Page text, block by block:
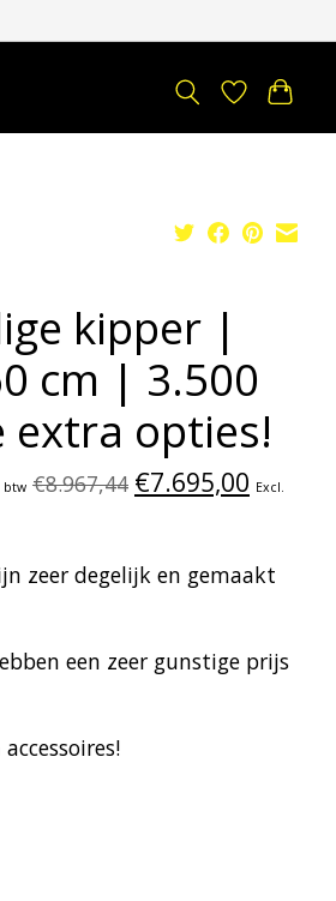
kipper |
cm | 3.500
extra opties!
btw €8.967,44 €7.695,00 Excl.
zeer degelijk en gemaakt
een zeer gunstige prijs